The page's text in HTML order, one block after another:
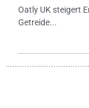
Oatly UK steigert
Getreide...